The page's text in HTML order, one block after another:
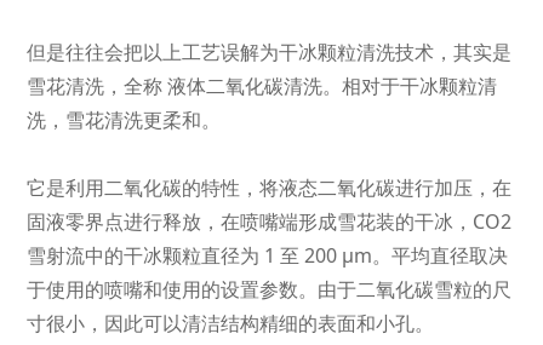
但是往往会把以上工艺误解为干冰颗粒清洗技术，其实是
雪花清洗，全称 液体二氧化碳清洗。相对于干冰颗粒清
洗，雪花清洗更柔和。
它是利用二氧化碳的特性，将液态二氧化碳进行加压，在
固液零界点进行释放，在喷嘴端形成雪花装的干冰，CO2
雪射流中的干冰颗粒直径为 1 至 200 µm。平均直径取决
于使用的喷嘴和使用的设置参数。由于二氧化碳雪粒的尺
寸很小，因此可以清洁结构精细的表面和小孔。